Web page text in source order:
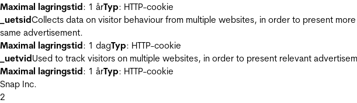
Maximal lagringstid: 1 årTyp: HTTP-cookie
_uetsidCollects data on visitor behaviour from multiple websites, in order to present
same advertisement.
Maximal lagringstid: 1 dagTyp: HTTP-cookie
_uetvidUsed to track visitors on multiple websites, in order to present relevant
Maximal lagringstid: 1 årTyp: HTTP-cookie
Snap Inc.
2